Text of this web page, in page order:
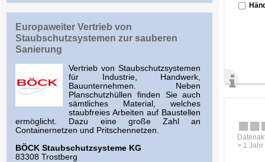
Europaweiter Vertrieb von
Staubschutzsystemen zur sauberen
Sanierung
Vertrieb von Staubschutzsystemen
für Industrie, Handwerk,
Bauunternehmen. Neben
Planschutzhüllen finden Sie auch
sämtliches Material, welches
staubfreies Arbeiten auf Baustellen
ermöglicht. Dazu eine große Zahl an
Containernetzen und Pritschennetzen.
BÖCK Staubschutzsysteme KG
83308 Trostberg
> 1 Jahr